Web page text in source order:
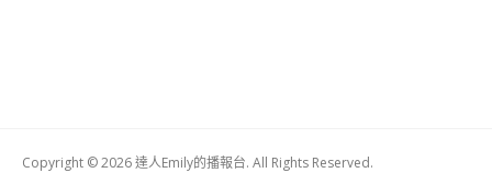
Copyright © 2026 達人Emily的播報台. All Rights Reserved.